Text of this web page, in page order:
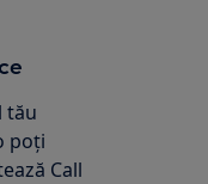
tău
poţi
Call